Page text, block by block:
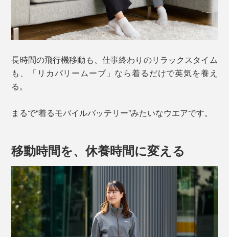
長時間の飛行機移動も、仕事終わりのリラックスタイム
も、「リカバリームーブ」なら着るだけで英気を養え
る。
まるで“着るモバイルバッテリー”みたいなウエアです。
移動時間を、休養時間に変える